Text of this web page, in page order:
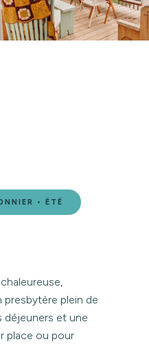
• ÉTÉ
presbytère plein de
déjeuners et une
place ou pour